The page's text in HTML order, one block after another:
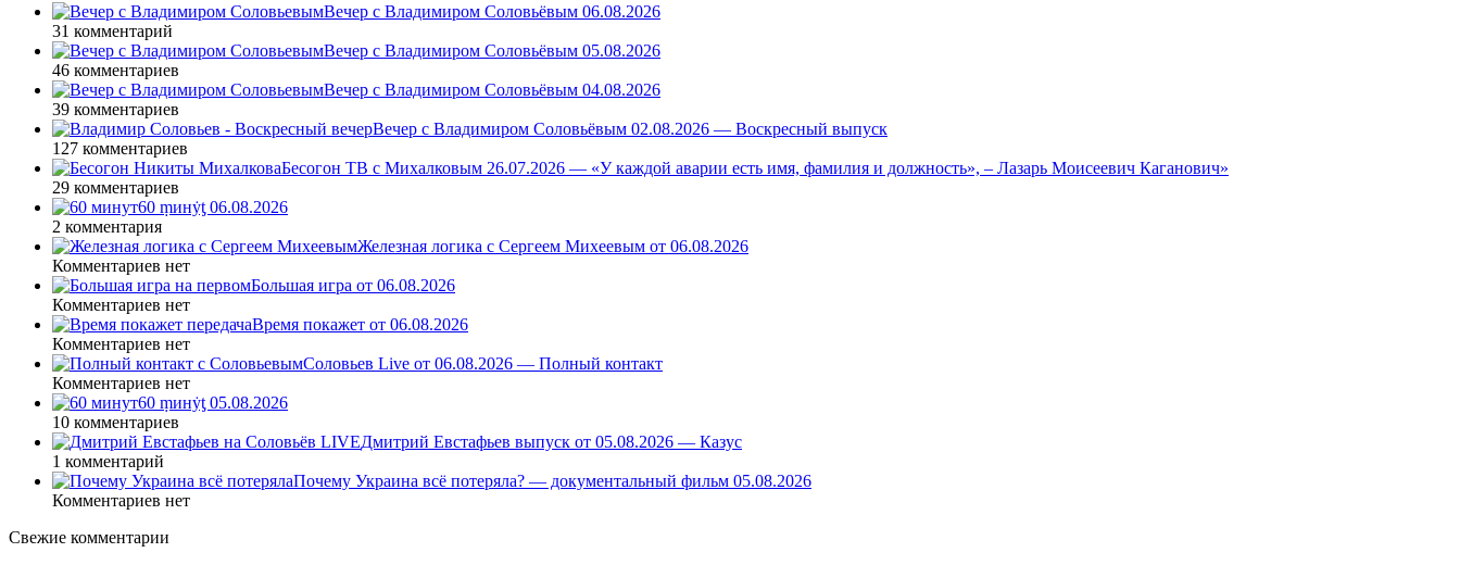
Вечер с Владимиром Соловьёвым 06.08.2026
31 комментарий
Вечер с Владимиром Соловьёвым 05.08.2026
46 комментариев
Вечер с Владимиром Соловьёвым 04.08.2026
39 комментариев
Вечер с Владимиром Соловьёвым 02.08.2026 — Воскресный выпуск
127 комментариев
Бесогон ТВ с Михалковым 26.07.2026 — «У каждой аварии есть имя, фамилия и должность», – Лазарь Моисеевич Каганович»
29 комментариев
60 ṃинẏƫ 06.08.2026
2 комментария
Железная логика с Сергеем Михеевым от 06.08.2026
Комментариев нет
Большая игра от 06.08.2026
Комментариев нет
Время покажет от 06.08.2026
Комментариев нет
Соловьев Live от 06.08.2026 — Полный контакт
Комментариев нет
60 ṃинẏƫ 05.08.2026
10 комментариев
Дмитрий Евстафьев выпуск от 05.08.2026 — Казус
1 комментарий
Почему Украина всё потеряла? — документальный фильм 05.08.2026
Комментариев нет
Свежие комментарии